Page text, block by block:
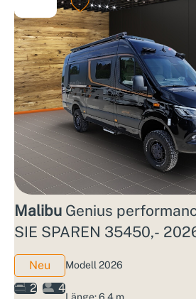
Malibu Genius
SIE SPAREN 35450,-
Neu
2
4
Modell 2026